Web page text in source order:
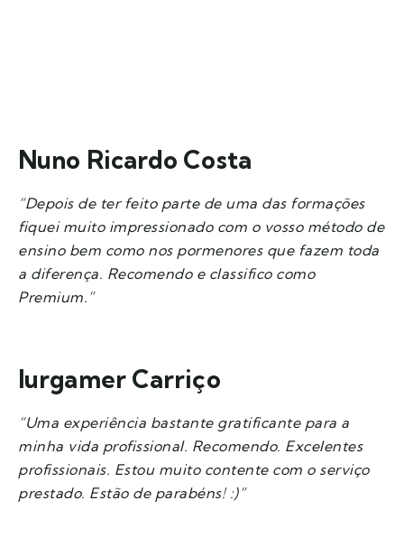
Nuno Ricardo Costa
“Depois de ter feito parte de uma das formações
fiquei muito impressionado com o vosso método de
ensino bem como nos pormenores que fazem toda
a diferença. Recomendo e classifico como
Premium.”
Iurgamer Carriço
“Uma experiência bastante gratificante para a
minha vida profissional. Recomendo. Excelentes
profissionais. Estou muito contente com o serviço
prestado. Estão de parabéns! :)”